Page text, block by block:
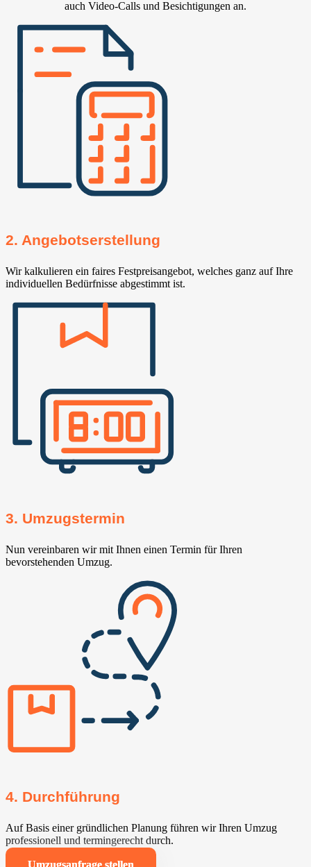
auch Video-Calls und Besichtigungen an.
2. Angebotserstellung
Wir kalkulieren ein faires Festpreisangebot, welches ganz auf Ihre
individuellen Bedürfnisse abgestimmt ist.
3. Umzugstermin
Nun vereinbaren wir mit Ihnen einen Termin für Ihren
bevorstehenden Umzug.
4. Durchführung
Auf Basis einer gründlichen Planung führen wir Ihren Umzug
professionell und termingerecht durch.
Umzugsanfrage stellen